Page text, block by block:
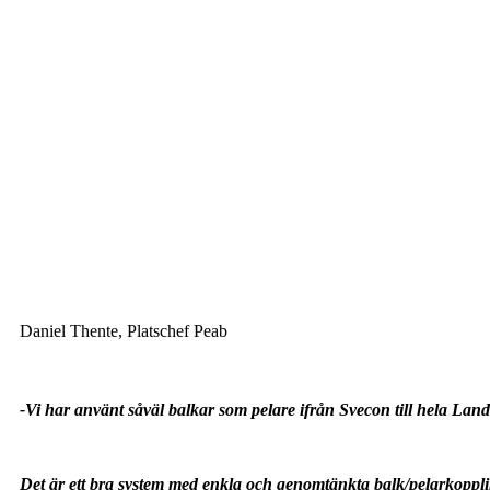
Daniel Thente, Platschef Peab
-Vi har använt såväl balkar som pelare ifrån Svecon till hela
Det är ett bra system med enkla och genomtänkta balk/